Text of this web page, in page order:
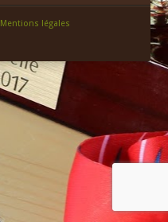
Mentions légales